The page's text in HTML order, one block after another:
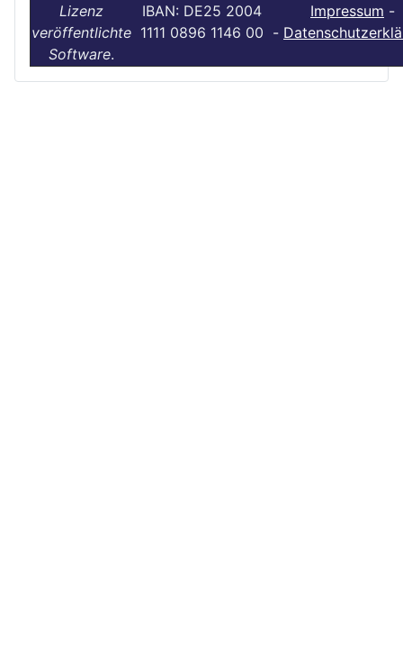
Lizenz
veröffentlichte
Software.
IBAN: DE25 2004
1111 0896 1146 00
Impressum -
-